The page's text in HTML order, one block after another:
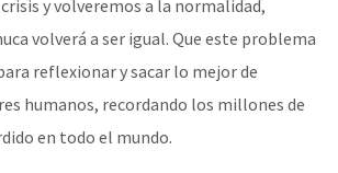
y volveremos a la normalidad,
volverá a ser igual. Que este problema
reflexionar y sacar lo mejor de
humanos, recordando los millones de
en todo el mundo.